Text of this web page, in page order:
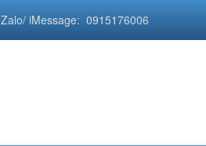
Zalo/ iMessage: 0915176006